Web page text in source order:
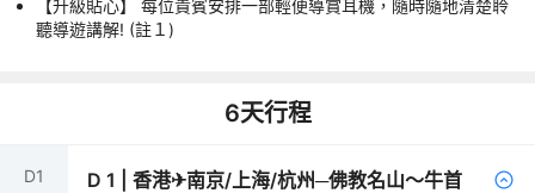
【升級貼心】 每位貴賓安排一部輕便導賞耳機，隨時隨地清楚聆
聽導遊講解! (註１)
6天行程
D1 D1 |香港✈南京/上海/杭州─佛教名山～牛首